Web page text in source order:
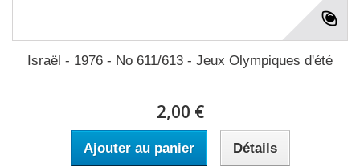
Israël - 1976 - No 611/613 - Jeux Olympiques d'été
2,00 €
Ajouter au panier Détails